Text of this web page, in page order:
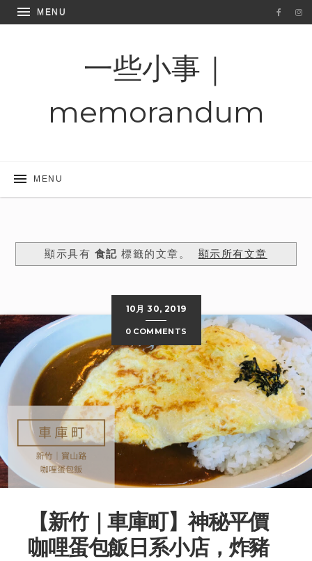
一些小事｜
memorandum
顯示具有 食記 標籤的文章。 顯示所有文章
10月 30, 2019
0 COMMENTS
【新竹｜車庫町】神秘平價
咖哩蛋包飯日系小店，炸豬